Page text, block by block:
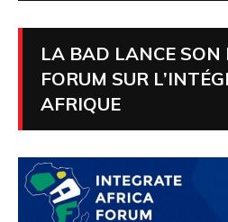
LA BAD LANCE SON
FORUM SUR
AFRIQUE